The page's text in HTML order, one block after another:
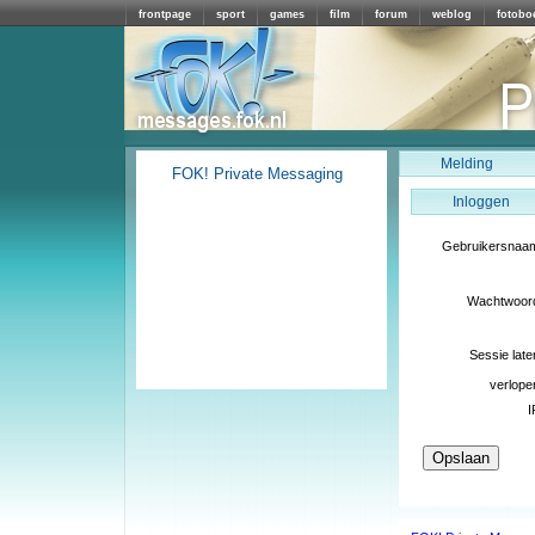
frontpage sport games film forum weblog
Melding
Inloggen
Sessie
FOK! Private Messaging